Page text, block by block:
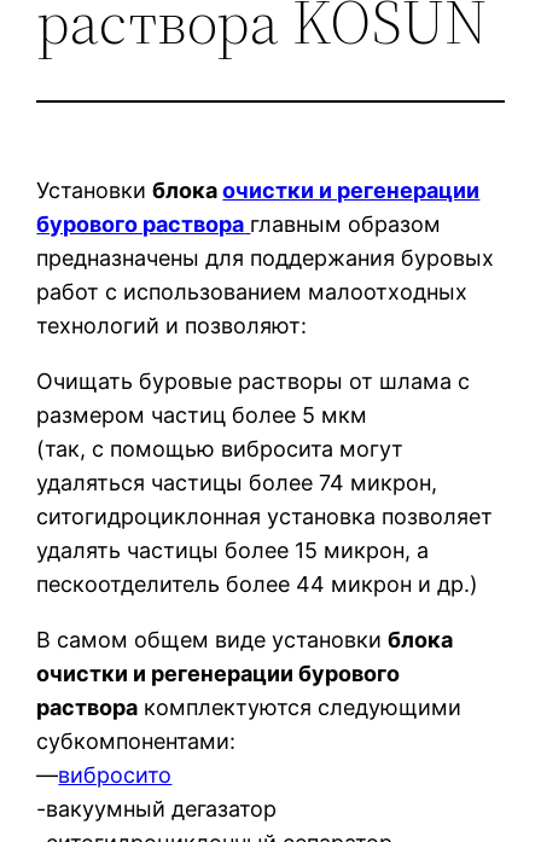
раствора KOSUN
Установкиблокаочистки и регенерации
бурового раствора главным образом
предназначены для поддержания буровых
работ с использованием малоотходных
технологий и позволяют:
Очищать буровые растворы от шлама с
размером частиц более 5 мкм
(так, с помощью вибросита могут
удаляться частицы более 74 микрон,
ситогидроциклонная установка позволяет
удалять частицы более 15 микрон, а
пескоотделитель более 44 микрон и др.)
В самом общем виде установкиблока
очистки и регенерации бурового
раствора комплектуются следующими
субкомпонентами:
—вибросито
-вакуумный дегазатор